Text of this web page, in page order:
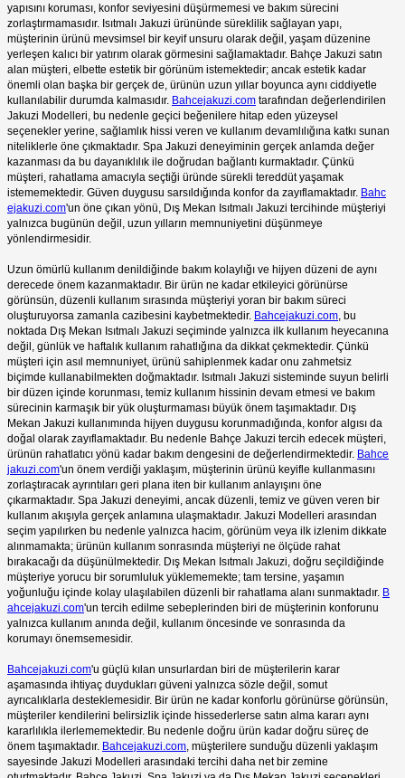
yapısını koruması, konfor seviyesini düşürmemesi ve bakım sürecini
zorlaştırmamasıdır. Isıtmalı Jakuzi ürününde süreklilik sağlayan yapı,
müşterinin ürünü mevsimsel bir keyif unsuru olarak değil, yaşam düzenine
yerleşen kalıcı bir yatırım olarak görmesini sağlamaktadır. Bahçe Jakuzi satın
alan müşteri, elbette estetik bir görünüm istemektedir; ancak estetik kadar
önemli olan başka bir gerçek de, ürünün uzun yıllar boyunca aynı ciddiyetle
kullanılabilir durumda kalmasıdır. Bahcejakuzi.com tarafından değerlendirilen
Jakuzi Modelleri, bu nedenle geçici beğenilere hitap eden yüzeysel
seçenekler yerine, sağlamlık hissi veren ve kullanım devamlılığına katkı sunan
niteliklerle öne çıkmaktadır. Spa Jakuzi deneyiminin gerçek anlamda değer
kazanması da bu dayanıklılık ile doğrudan bağlantı kurmaktadır. Çünkü
müşteri, rahatlama amacıyla seçtiği üründe sürekli tereddüt yaşamak
istememektedir. Güven duygusu sarsıldığında konfor da zayıflamaktadır. Bahc
ejakuzi.com'un öne çıkan yönü, Dış Mekan Isıtmalı Jakuzi tercihinde müşteriyi
yalnızca bugünün değil, uzun yılların memnuniyetini düşünmeye
yönlendirmesidir.
Uzun ömürlü kullanım denildiğinde bakım kolaylığı ve hijyen düzeni de aynı
derecede önem kazanmaktadır. Bir ürün ne kadar etkileyici görünürse
görünsün, düzenli kullanım sırasında müşteriyi yoran bir bakım süreci
oluşturuyorsa zamanla cazibesini kaybetmektedir. Bahcejakuzi.com , bu
noktada Dış Mekan Isıtmalı Jakuzi seçiminde yalnızca ilk kullanım heyecanına
değil, günlük ve haftalık kullanım rahatlığına da dikkat çekmektedir. Çünkü
müşteri için asıl memnuniyet, ürünü sahiplenmek kadar onu zahmetsiz
biçimde kullanabilmekten doğmaktadır. Isıtmalı Jakuzi sisteminde suyun belirli
bir düzen içinde korunması, temiz kullanım hissinin devam etmesi ve bakım
sürecinin karmaşık bir yük oluşturmaması büyük önem taşımaktadır. Dış
Mekan Jakuzi kullanımında hijyen duygusu korunmadığında, konfor algısı da
doğal olarak zayıflamaktadır. Bu nedenle Bahçe Jakuzi tercih edecek müşteri,
ürünün rahatlatıcı yönü kadar bakım dengesini de değerlendirmektedir. Bahce
jakuzi.com'un önem verdiği yaklaşım, müşterinin ürünü keyifle kullanmasını
zorlaştıracak ayrıntıları geri plana iten bir kullanım anlayışını öne
çıkarmaktadır. Spa Jakuzi deneyimi, ancak düzenli, temiz ve güven veren bir
kullanım akışıyla gerçek anlamına ulaşmaktadır. Jakuzi Modelleri arasından
seçim yapılırken bu nedenle yalnızca hacim, görünüm veya ilk izlenim dikkate
alınmamakta; ürünün kullanım sonrasında müşteriyi ne ölçüde rahat
bırakacağı da düşünülmektedir. Dış Mekan Isıtmalı Jakuzi, doğru seçildiğinde
müşteriye yorucu bir sorumluluk yüklememekte; tam tersine, yaşamın
yoğunluğu içinde kolay ulaşılabilen düzenli bir rahatlama alanı sunmaktadır. B
ahcejakuzi.com'un tercih edilme sebeplerinden biri de müşterinin konforunu
yalnızca kullanım anında değil, kullanım öncesinde ve sonrasında da
korumayı önemsemesidir.
Bahcejakuzi.com'u güçlü kılan unsurlardan biri de müşterilerin karar
aşamasında ihtiyaç duydukları güveni yalnızca sözle değil, somut
ayrıcalıklarla desteklemesidir. Bir ürün ne kadar konforlu görünürse görünsün,
müşteriler kendilerini belirsizlik içinde hissederlerse satın alma kararı aynı
kararlılıkla ilerlememektedir. Bu nedenle doğru ürün kadar doğru süreç de
önem taşımaktadır. Bahcejakuzi.com , müşterilere sunduğu düzenli yaklaşım
sayesinde Jakuzi Modelleri arasındaki tercihi daha net bir zemine